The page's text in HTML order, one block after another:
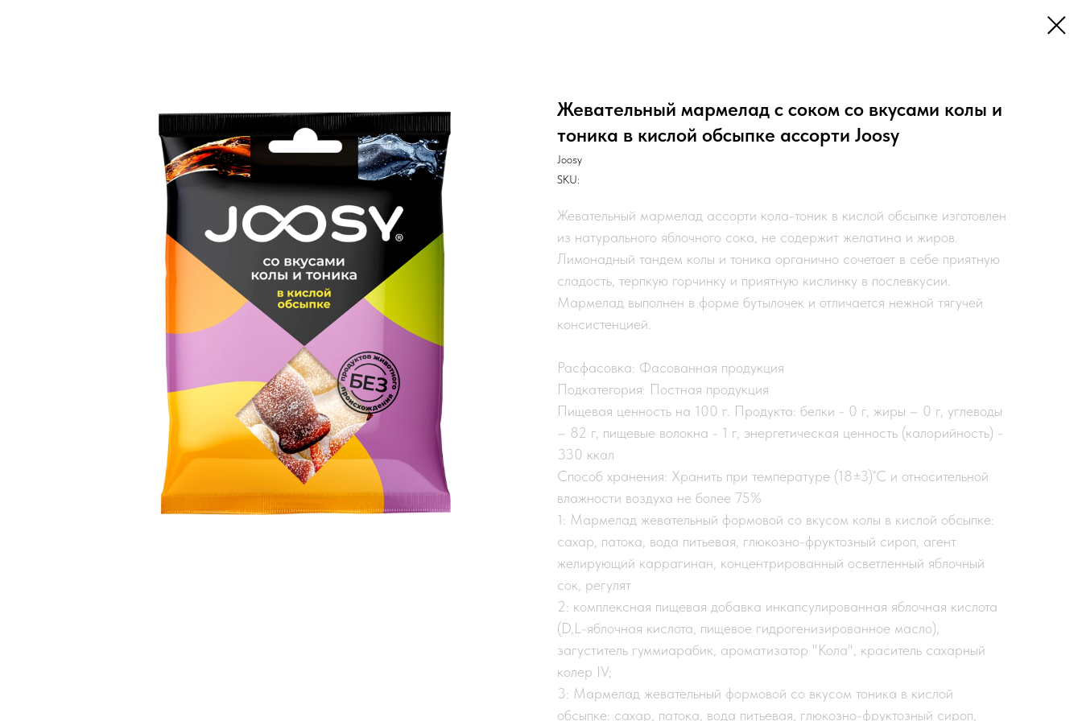
Жевательный мармелад с соком со вкусами колы и
тоника в кислой обсыпке ассорти Joosy
Joosy
SKU:
Жевательный мармелад ассорти кола-тоник в кислой обсыпке изготовлен
из натурального яблочного сока, не содержит желатина и жиров.
Лимонадный тандем колы и тоника органично сочетает в себе приятную
сладость, терпкую горчинку и приятную кислинку в послевкусии.
Мармелад выполнен в форме бутылочек и отличается нежной тягучей
консистенцией.
Расфасовка: Фасованная продукция
Подкатегория: Постная продукция
Пищевая ценность на 100 г. Продукта: белки - 0 г, жиры – 0 г, углеводы
– 82 г, пищевые волокна - 1 г, энергетическая ценность (калорийность) -
330 ккал
Способ хранения: Хранить при температуре (18±3)˚С и относительной
влажности воздуха не более 75%
1: Мармелад жевательный формовой со вкусом колы в кислой обсыпке:
сахар, патока, вода питьевая, глюкозно-фруктозный сироп, агент
желирующий каррагинан, концентрированный осветленный яблочный
сок, регулят
2: комплексная пищевая добавка инкапсулированная яблочная кислота
(D,L-яблочная кислота, пищевое гидрогенизированное масло),
загуститель гуммиарабик, ароматизатор "Кола", краситель сахарный
колер IV;
3: Мармелад жевательный формовой со вкусом тоника в кислой
обсыпке: сахар, патока, вода питьевая, глюкозно-фруктозный сироп,